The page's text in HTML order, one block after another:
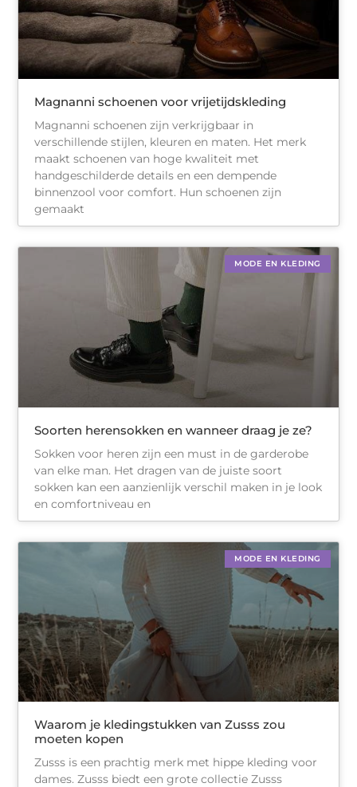
Magnanni schoenen voor vrijetijdskleding
Magnanni schoenen zijn verkrijgbaar in
verschillende stijlen, kleuren en maten. Het merk
maakt schoenen van hoge kwaliteit met
handgeschilderde details en een dempende
binnenzool voor comfort. Hun schoenen zijn
gemaakt
MODE EN KLEDING
Soorten herensokken en wanneer draag je ze?
Sokken voor heren zijn een must in de garderobe
van elke man. Het dragen van de juiste soort
sokken kan een aanzienlijk verschil maken in je look
en comfortniveau en
MODE EN KLEDING
Waarom je kledingstukken van Zusss zou
moeten kopen
Zusss is een prachtig merk met hippe kleding voor
dames. Zusss biedt een grote collectie Zusss